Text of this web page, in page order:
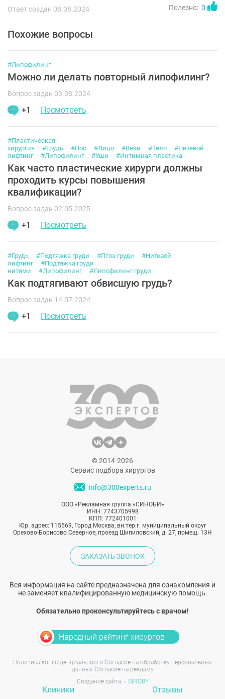
Ответ создан 08.08.2024 Полезно: 0
Похожие вопросы
#Липофилинг
Можно ли делать повторный липофилинг?
Вопрос задан 03.08.2024
+1 Посмотреть
#Пластическая
хирургия
#Грудь #Нос #Лицо #Веки #Тело
#Нитевой
лифтинг
#Липофилинг #Уши #Интимная пластика
Как часто пластические хирурги должны
проходить курсы повышения
квалификации?
Вопрос задан 02.05.2025
+1 Посмотреть
#Грудь #Подтяжка груди #Птоз груди
#Нитевой
лифтинг
#Подтяжка груди
нитями
#Липофилинг #Липофилинг груди
Как подтягивают обвисшую грудь?
Вопрос задан 14.07.2024
+1 Посмотреть
© 2014-2026
Сервис подбора хирургов
info@300experts.ru
ООО «Рекламная группа «СИНОБИ»
ИНН: 7743705998
КПП: 772401001
Юр. адрес: 115569, Город Москва, вн.тер.г. муниципальный округ
Орехово-Борисово Северное, проезд Шипиловский, д. 27, помещ. 13Н
ЗАКАЗАТЬ ЗВОНОК
Вся информация на сайте предназначена для ознакомления и
не заменяет квалифицированную медицинскую помощь.
Обязательно проконсультируйтесь с врачом!
Народный рейтинг хирургов
Политика конфиденциальности Согласие на обработку персональных
данных Согласие на рекламу
Создание сайта – SINOBY
Клиники Отзывы